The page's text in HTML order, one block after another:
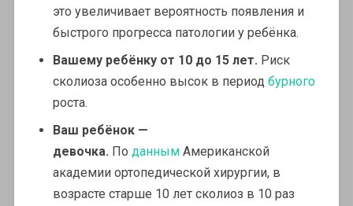
это увеличивает вероятность появления и
быстрого прогресса патологии у ребёнка.
Вашему ребёнку от 10 до 15 лет. Риск
сколиоза особенно высок в период бурного
роста.
Ваш ребёнок —
девочка. По данным Американской
академии ортопедической хирургии, в
возрасте старше 10 лет сколиоз в 10 раз